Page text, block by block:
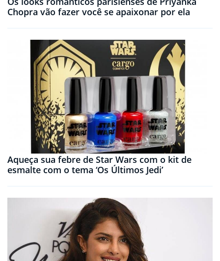
Chopra vão fazer você se apaixonar por ela
Aqueça sua febre de Star Wars com o kit de
esmalte com o tema ‘Os Últimos Jedi’